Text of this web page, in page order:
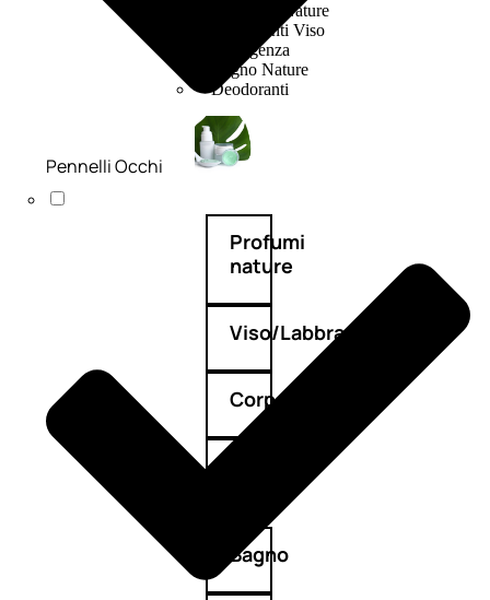
Maschera Nature
Trattamenti Viso
Detergenza
Bagno Nature
Deodoranti
Profumi
nature
Viso/Labbra/Occhi
Corpo
Bagno
Pennelli Occhi